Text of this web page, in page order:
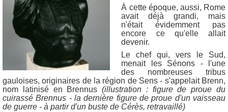
À cette époque, aussi, Rome
avait déjà grandi, mais
n'était évidemment pas
encore ce qu'elle allait
devenir.
Le chef qui, vers le Sud,
menait les Sénons - l'une
des nombreuses tribus
gauloises, originaires de la région de Sens - s'appelait Brenn,
nom latinisé en Brennus(illustration : figure de proue du
cuirassé Brennus - la dernière figure de proue d'un vaisseau
de guerre - à partir d'un buste de Cérès, retravaillé)